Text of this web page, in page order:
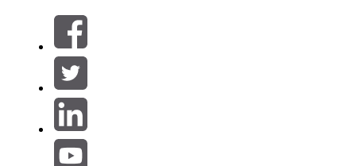
Filtres (0)
SÉLECTIONNER DES FILTRES
Gamme de produits